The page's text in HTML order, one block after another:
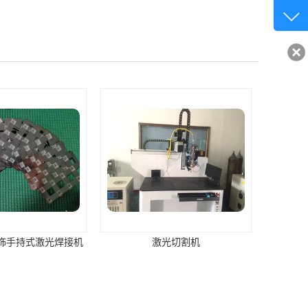
手持式激光焊接机 激光切割机
客服